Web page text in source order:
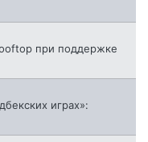
при поддержке
играх»: